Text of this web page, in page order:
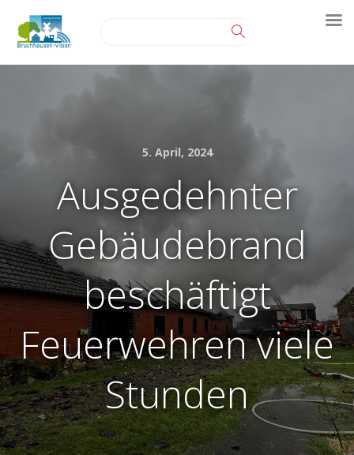
5. April, 2024
Ausgedehnter
Gebäudebrand
beschäftigt
Feuerwehren viele
Stunden